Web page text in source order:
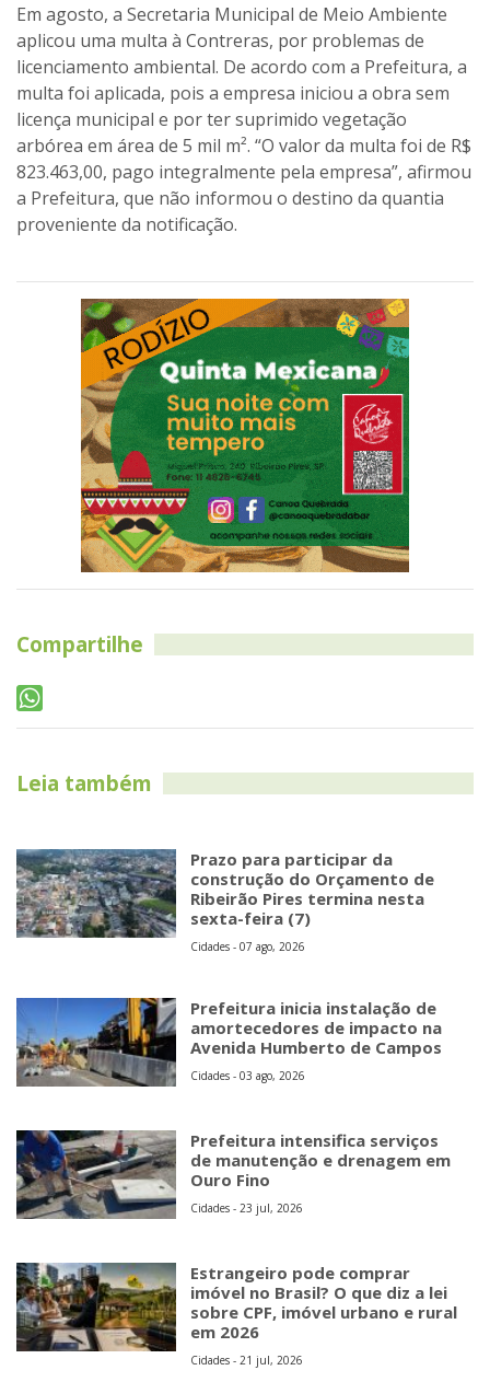
Em agosto, a Secretaria Municipal de Meio Ambiente
aplicou uma multa à Contreras, por problemas de
licenciamento ambiental. De acordo com a Prefeitura, a
multa foi aplicada, pois a empresa iniciou a obra sem
licença municipal e por ter suprimido vegetação
arbórea em área de 5 mil m². “O valor da multa foi de R$
823.463,00, pago integralmente pela empresa”, afirmou
a Prefeitura, que não informou o destino da quantia
proveniente da notificação.
Compartilhe
Leia também
Prazo para participar da
construção do Orçamento de
Ribeirão Pires termina nesta
sexta-feira (7)
Cidades - 07 ago, 2026
Prefeitura inicia instalação de
amortecedores de impacto na
Avenida Humberto de Campos
Cidades - 03 ago, 2026
Prefeitura intensifica serviços
de manutenção e drenagem em
Ouro Fino
Cidades - 23 jul, 2026
Estrangeiro pode comprar
imóvel no Brasil? O que diz a lei
sobre CPF, imóvel urbano e rural
em 2026
Cidades - 21 jul, 2026